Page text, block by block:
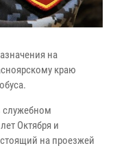
на
краю
служебном
Октября и
на проезжей